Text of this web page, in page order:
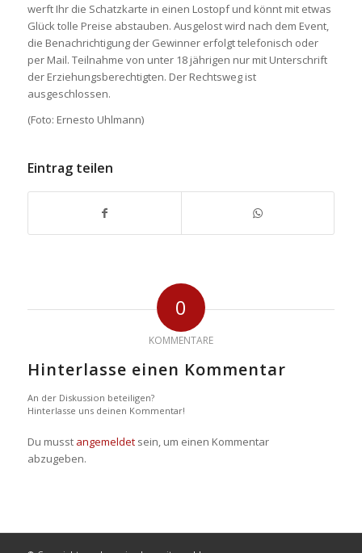
werft Ihr die Schatzkarte in einen Lostopf und könnt mit etwas
Glück tolle Preise abstauben. Ausgelost wird nach dem Event,
die Benachrichtigung der Gewinner erfolgt telefonisch oder
per Mail. Teilnahme von unter 18 jährigen nur mit Unterschrift
der Erziehungsberechtigten. Der Rechtsweg ist
ausgeschlossen.
(Foto: Ernesto Uhlmann)
Eintrag teilen
0
KOMMENTARE
Hinterlasse einen Kommentar
An der Diskussion beteiligen?
Hinterlasse uns deinen Kommentar!
Du musst angemeldetsein, um einen Kommentar
abzugeben.